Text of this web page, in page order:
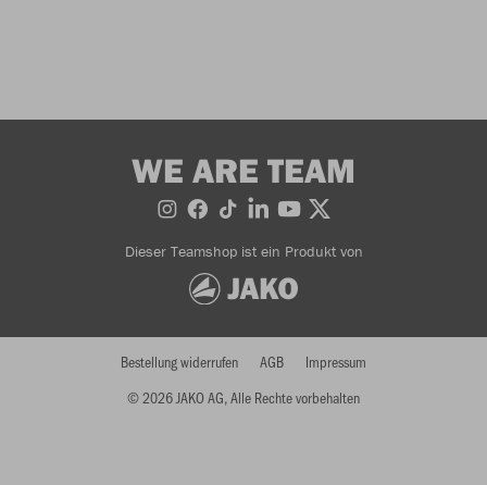
WE ARE TEAM
Dieser Teamshop ist ein Produkt von
© 2026 JAKO AG, Alle Rechte vorbehalten
Bestellung widerrufen AGB Impressum